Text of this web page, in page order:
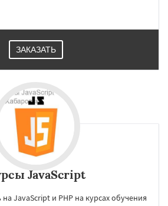
ЗАКАЗАТЬ
JavaScript
на JavaScript и PHP на курсах обучения